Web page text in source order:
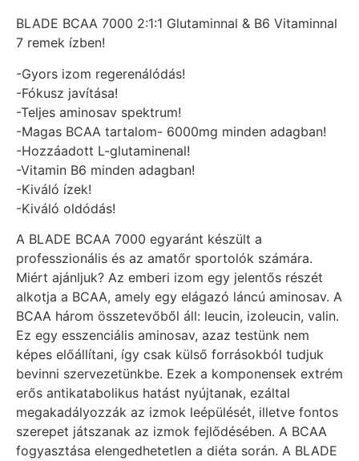
BLADE BCAA 7000 2:1:1 Glutaminnal & B6 Vitaminnal
7 remek ízben!
-Gyors izom regerenálódás!
-Fókusz javítása!
-Teljes aminosav spektrum!
-Magas BCAA tartalom- 6000mg minden adagban!
-Hozzáadott L-glutaminenal!
-Vitamin B6 minden adagban!
-Kiváló ízek!
-Kiváló oldódás!
A BLADE BCAA 7000 egyaránt készült a
professzionális és az amatőr sportolók számára.
Miért ajánljuk? Az emberi izom egy jelentős részét
alkotja a BCAA, amely egy elágazó láncú aminosav. A
BCAA három összetevőből áll: leucin, izoleucin, valin.
Ez egy esszenciális aminosav, azaz testünk nem
képes előállítani, így csak külső forrásokból tudjuk
bevinni szervezetünkbe. Ezek a komponensek extrém
erős antikatabolikus hatást nyújtanak, ezáltal
megakadályozzák az izmok leépülését, illetve fontos
szerepet játszanak az izmok fejlődésében. A BCAA
fogyasztása elengedhetetlen a diéta során. A BLADE